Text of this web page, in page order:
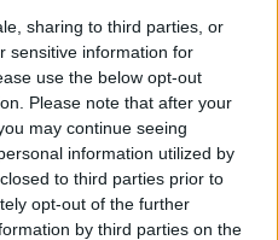
sharing to third parties, or
sensitive information for
use the below opt-out
Please note that after your
may continue seeing
information utilized by
to third parties prior to
opt-out of the further
by third parties on the
Προήχθη σε
Αστυνομικό
Υποδιευθυντή ο
Διοικητής της
Τροχαίας Πτολεμαΐδας
Σπύρος Τάσιος
8 Αυγούστου 2026, 7:38 μμ